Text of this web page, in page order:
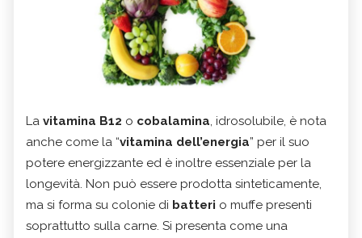
La vitamina B12 o cobalamina, idrosolubile, è nota
anche come la “vitamina dell’energia” per il suo
potere energizzante ed è inoltre essenziale per la
longevità. Non può essere prodotta sinteticamente,
ma si forma su colonie di batteri o muffe presenti
soprattutto sulla carne. Si presenta come una